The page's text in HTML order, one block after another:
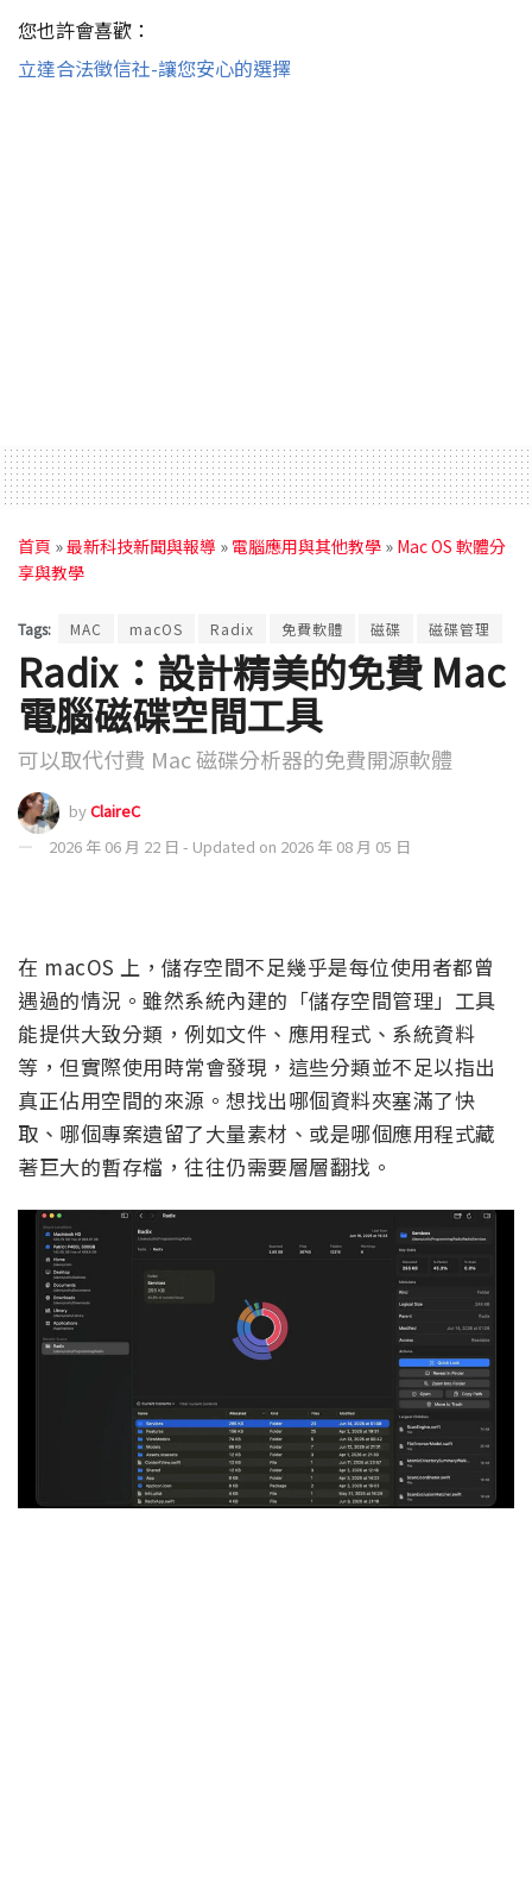
您也許會喜歡：
立達合法徵信社-讓您安心的選擇
首頁 »最新科技新聞與報導 » 電腦應用與其他教學 » Mac OS 軟體分
享與教學
Tags: MAC macOS Radix 免費軟體 磁碟 磁碟管理
Radix：設計精美的免費 Mac
電腦磁碟空間工具
可以取代付費 Mac 磁碟分析器的免費開源軟體
byClaireC
2026 年 06 月 22 日 - Updated on 2026 年 08 月 05 日
在 macOS 上，儲存空間不足幾乎是每位使用者都曾
遇過的情況。雖然系統內建的「儲存空間管理」工具
能提供大致分類，例如文件、應用程式、系統資料
等，但實際使用時常會發現，這些分類並不足以指出
真正佔用空間的來源。想找出哪個資料夾塞滿了快
取、哪個專案遺留了大量素材、或是哪個應用程式藏
著巨大的暫存檔，往往仍需要層層翻找。